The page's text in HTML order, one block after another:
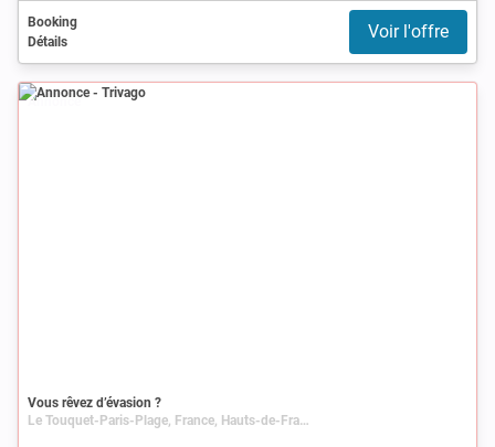
Booking
Détails
Voir l'offre
Annonce
Vous rêvez d’évasion ?
Le Touquet-Paris-Plage, France, Hauts-de-France, Nord-Pas-de-Calais, Pas-de-Calais